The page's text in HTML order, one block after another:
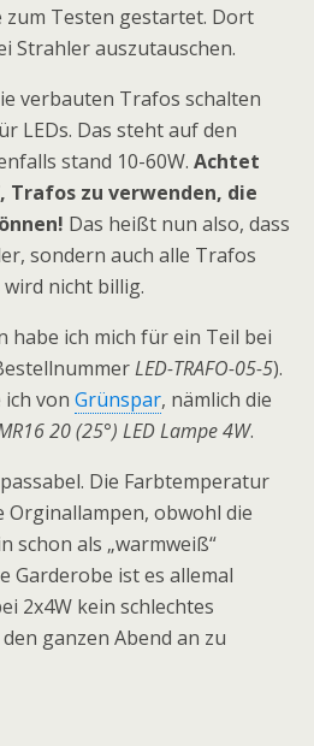
zum Testen gestartet. Dort
Strahler auszutauschen.
verbauten Trafos schalten
LEDs. Das steht auf den
stand 10-60W. Achtet
Trafos zu verwenden, die
Das heißt nun also, dass
sondern auch alle Trafos
nicht billig.
habe ich mich für ein Teil bei
LED-TRAFO-05-5).
von Grünspar, nämlich die
20 (25°) LED Lampe 4W.
Die Farbtemperatur
Orginallampen, obwohl die
schon als „warmweiß“
Garderobe ist es allemal
2x4W kein schlechtes
ganzen Abend an zu